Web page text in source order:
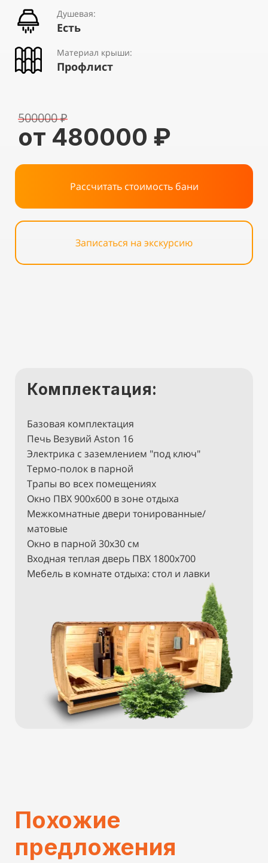
Душевая:
Есть
Материал крыши:
Профлист
500000 ₽
от 480000 ₽
Рассчитать стоимость бани
Записаться на экскурсию
Комплектация:
Базовая комплектация
Печь Везувий Aston 16
Электрика с заземлением "под ключ"
Термо-полок в парной
Трапы во всех помещениях
Окно ПВХ 900х600 в зоне отдыха
Межкомнатные двери тонированные/
матовые
Окно в парной 30х30 см
Входная теплая дверь ПВХ 1800х700
Мебель в комнате отдыха: стол и лавки
Похожие
предложения